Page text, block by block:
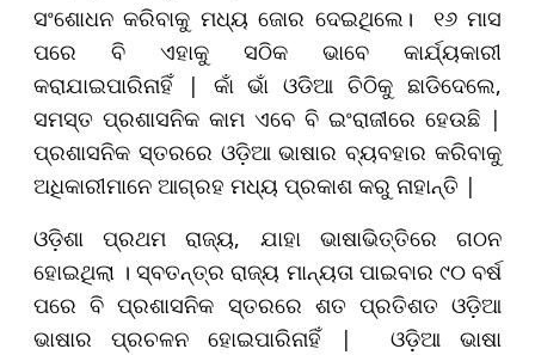
ସଂଶୋଧନ କରିବାକୁ ମଧ୍ୟ ଜୋର ଦେଇଥିଲେ। ୧୬ ମାସ
ପରେ ବି ଏହାକୁ ସଠିକ ଭାବେ କାର୍ଯ୍ୟକାରୀ
କରାଯାଇପାରିନାହିଁ | କାଁ ଭାଁ ଓଡିଆ ଚିଠିକୁ ଛାଡିଦେଲେ,
ସମସ୍ତ ପ୍ରଶାସନିକ କାମ ଏବେ ବି ଇଂରାଜୀରେ ହେଉଛି |
ପ୍ରଶାସନିକ ସ୍ତରରେ ଓଡ଼ିଆ ଭାଷାର ବ୍ୟବ‌ହାର କରିବାକୁ
ଅଧିକାରୀମାନେ ଆଗ୍ରହ ମଧ୍ୟ ପ୍ରକାଶ କରୁ ନାହାନ୍ତି |
ଓଡ଼ିଶା ପ୍ରଥମ ରାଜ୍ୟ, ଯାହା ଭାଷାଭିତ୍ତିରେ ଗଠନ
ହୋଇଥିଲା । ସ୍ବତନ୍ତ୍ର ରାଜ୍ୟ ମାନ୍ୟତା ପାଇବାର ୯୦ ବର୍ଷ
ପରେ ବି ପ୍ରଶାସନିକ ସ୍ତରରେ ଶତ ପ୍ରତିଶତ ଓଡ଼ିଆ
ଭାଷାର ପ୍ରଚଳନ ହୋଇପାରିନାହିଁ | ଓଡ଼ିଆ ଭାଷା